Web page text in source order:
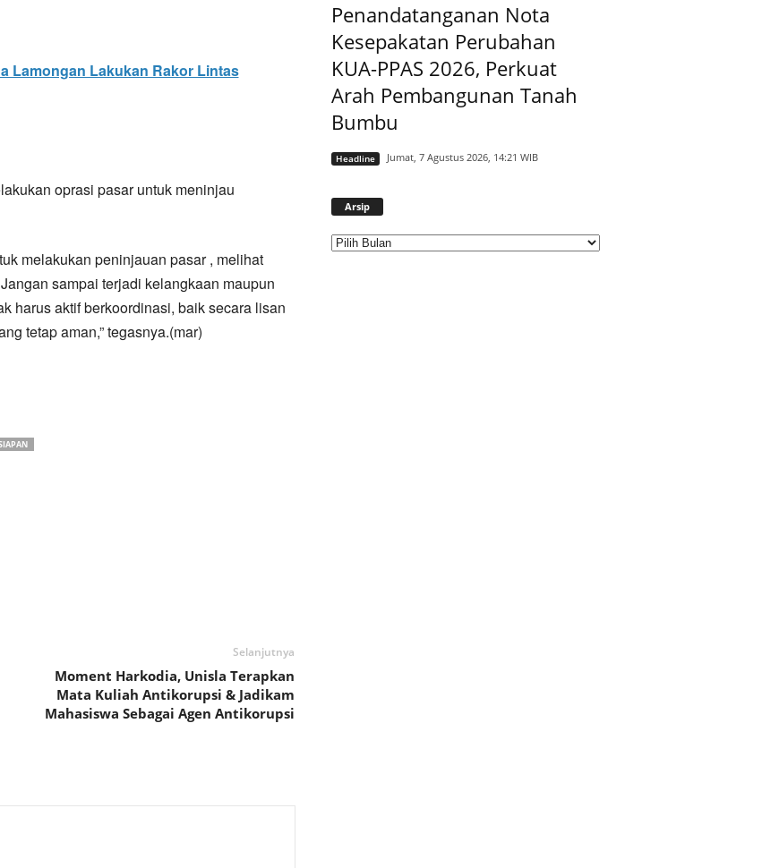
Lamongan Lakukan Rakor Lintas
oprasi pasar untuk meninjau
melakukan peninjauan pasar , melihat
sampai terjadi kelangkaan maupun
harus aktif berkoordinasi, baik secara lisan
tetap aman,” tegasnya.(mar)
Selanjutnya
Moment Harkodia, Unisla Terapkan
Mata Kuliah Antikorupsi & Jadikam
Mahasiswa Sebagai Agen Antikorupsi
Penandatanganan Nota
Kesepakatan Perubahan
KUA-PPAS 2026, Perkuat
Arah Pembangunan Tanah
Bumbu
Headline Jumat, 7 Agustus 2026, 14:21 WIB
Arsip